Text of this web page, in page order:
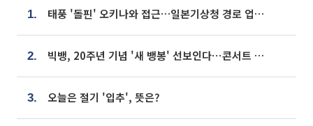
1. 태풍 '돌핀' 오키나와 접근…일본기상청 경로 업데이트
2. 빅뱅, 20주년 기념 '새 뱅봉' 선보인다⋯콘서트 앞두고 팝업 개최
3. 오늘은 절기 '입추', 뜻은?